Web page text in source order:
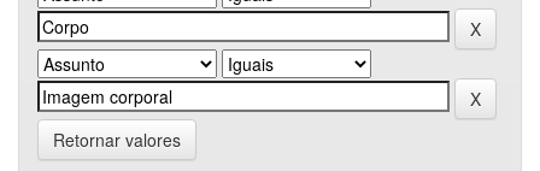
Retornar valores